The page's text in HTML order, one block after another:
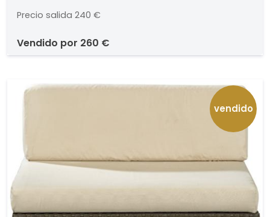
x 110 x 110 cm..
Precio salida 240 €
vendido por 260 €
vendido